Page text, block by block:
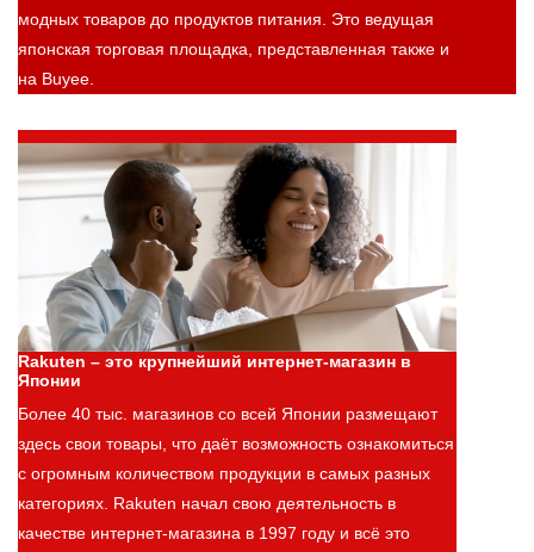
модных товаров до продуктов питания. Это ведущая
японская торговая площадка, представленная также и
на Buyee.
Rakuten – это крупнейший интернет-магазин в
Японии
Более 40 тыс. магазинов со всей Японии размещают
здесь свои товары, что даёт возможность ознакомиться
с огромным количеством продукции в самых разных
категориях. Rakuten начал свою деятельность в
качестве интернет-магазина в 1997 году и всё это